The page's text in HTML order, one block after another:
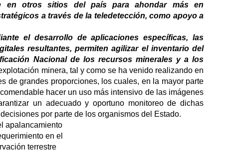
en otros sitios del país para ahondar más en
a través de la teledetección, como apoyo a
el desarrollo de aplicaciones específicas, las
resultantes, permiten agilizar el inventario del
Nacional de los recursos minerales y a los
minera, tal y como se ha venido realizando en
de grandes proporciones, los cuales, en la mayor parte
hacer un uso más intensivo de las imágenes
un adecuado y oportuno monitoreo de dichas
por parte de los organismos del Estado.
apalancamiento
en el
terrestre